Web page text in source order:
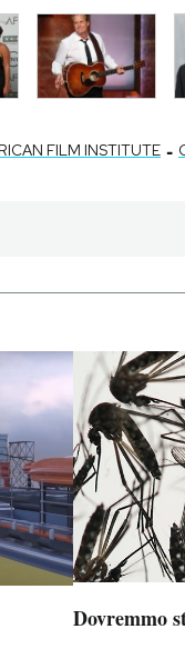
FILM INSTITUTE -
Dovremmo